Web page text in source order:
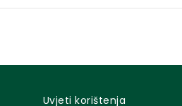
Uvjeti korištenja